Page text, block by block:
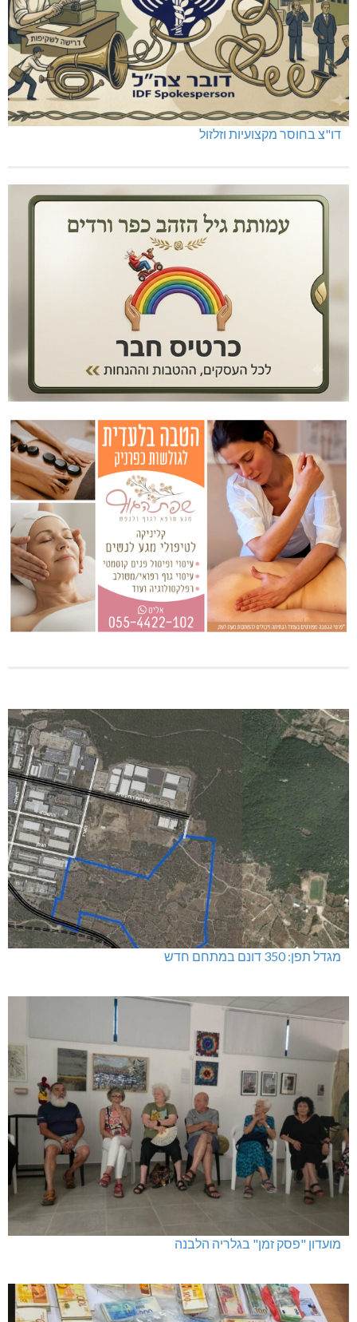
דו"צ בחוסר מקצועיות וזלזול
מגדל תפן: 350 דונם במתחם חדש
מועדון "פסק זמן" בגלריה הלבנה